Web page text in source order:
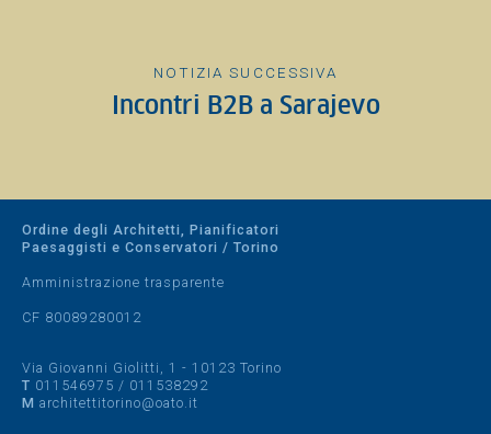
NOTIZIA SUCCESSIVA
Incontri B2B a Sarajevo
Ordine degli Architetti, Pianificatori
Paesaggisti e Conservatori / Torino
Amministrazione trasparente
CF 80089280012
Via Giovanni Giolitti, 1 - 10123 Torino
T 011546975 / 011538292
M architettitorino@oato.it